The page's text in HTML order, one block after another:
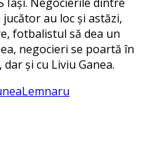
au loc și astăzi,
fotbalistul să dea un
negocieri se poartă în
și cu Liviu Ganea.
Lemnaru